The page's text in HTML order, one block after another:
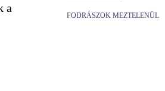
a
FODRÁSZOK MEZTELENÜL